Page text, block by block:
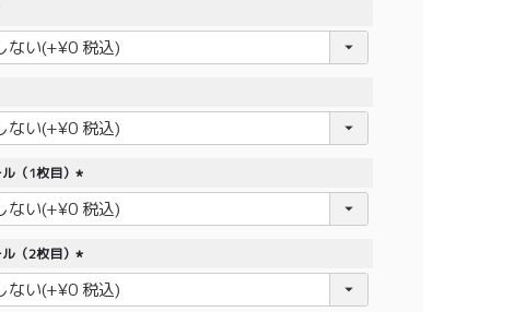
（1枚目）
(
必
)
（2枚目）
(
必